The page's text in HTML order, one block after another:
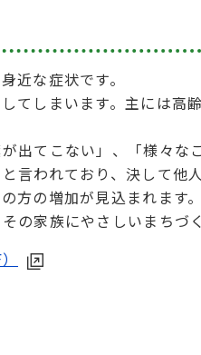
近な症状です。
てしまいます。主には高
てこない」、「様々な
言われており、決して他
方の増加が見込まれます。
家族にやさしいまちづ